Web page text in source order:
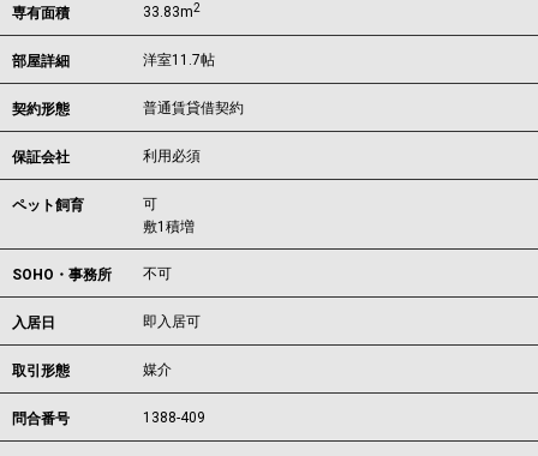
専有面積 33.83m2
部屋詳細 洋室11.7帖
契約形態 普通賃貸借契約
保証会社 利用必須
ペット飼育
可
敷1積増
SOHO・事務所 不可
入居日 即入居可
取引形態 媒介
問合番号 1388-409